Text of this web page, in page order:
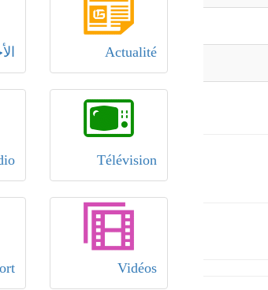
Actualité
Télévision
Vidéos